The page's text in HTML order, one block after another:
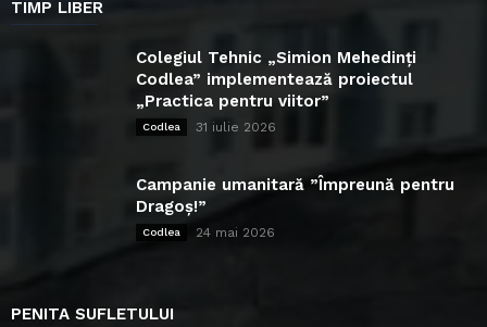
TIMP LIBER
Colegiul Tehnic „Simion Mehedinți
Codlea” implementează proiectul
„Practica pentru viitor”
Codlea 31 iulie 2026
Campanie umanitară ”Împreună pentru
Dragoș!”
Codlea 24 mai 2026
PENITA SUFLETULUI